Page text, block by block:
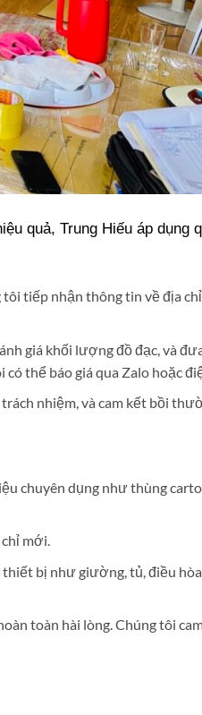
quả, Trung Hiếu áp dụng
tôi tiếp nhận thông tin về địa
giá khối lượng đồ đạc, và
thể báo giá qua Zalo hoặc
nhiệm, và cam kết bồi
chuyên dụng như thùng
mới.
bị như giường, tủ, điều
toàn hài lòng. Chúng tôi